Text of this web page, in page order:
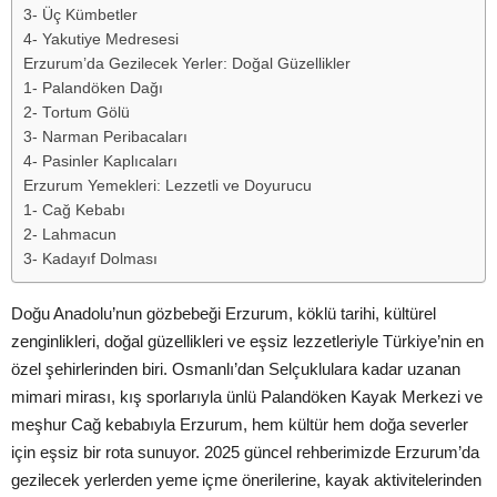
3- Üç Kümbetler
4- Yakutiye Medresesi
Erzurum’da Gezilecek Yerler: Doğal Güzellikler
1- Palandöken Dağı
2- Tortum Gölü
3- Narman Peribacaları
4- Pasinler Kaplıcaları
Erzurum Yemekleri: Lezzetli ve Doyurucu
1- Cağ Kebabı
2- Lahmacun
3- Kadayıf Dolması
Doğu Anadolu’nun gözbebeği Erzurum, köklü tarihi, kültürel
zenginlikleri, doğal güzellikleri ve eşsiz lezzetleriyle Türkiye’nin en
özel şehirlerinden biri. Osmanlı’dan Selçuklulara kadar uzanan
mimari mirası, kış sporlarıyla ünlü Palandöken Kayak Merkezi ve
meşhur Cağ kebabıyla Erzurum, hem kültür hem doğa severler
için eşsiz bir rota sunuyor. 2025 güncel rehberimizde Erzurum’da
gezilecek yerlerden yeme içme önerilerine, kayak aktivitelerinden